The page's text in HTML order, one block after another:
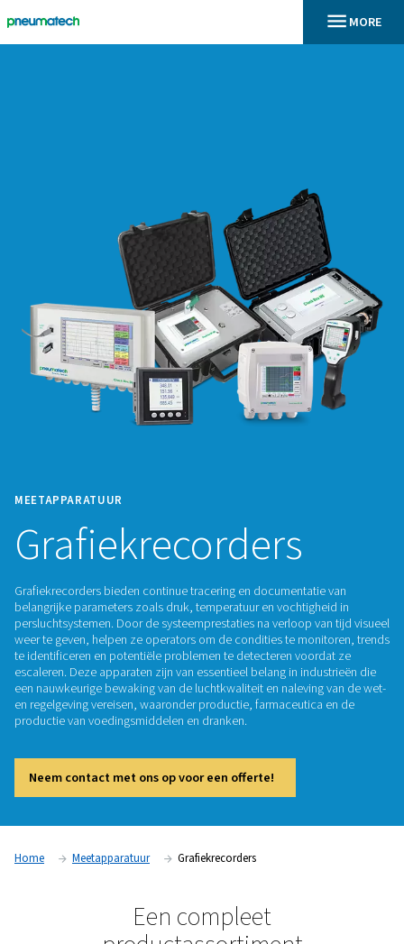
MEETAPPARATUUR
Grafiekrecorders
belangrijke parameters zoals druk, temperatuur en
persluchtsystemen. Door de systeemprestaties na verloop
weer te geven, helpen ze operators om de condities te
te identificeren en potentiële problemen te detecteren
een nauwkeurige bewaking van de luchtkwaliteit en
productie van voedingsmiddelen en dranken.